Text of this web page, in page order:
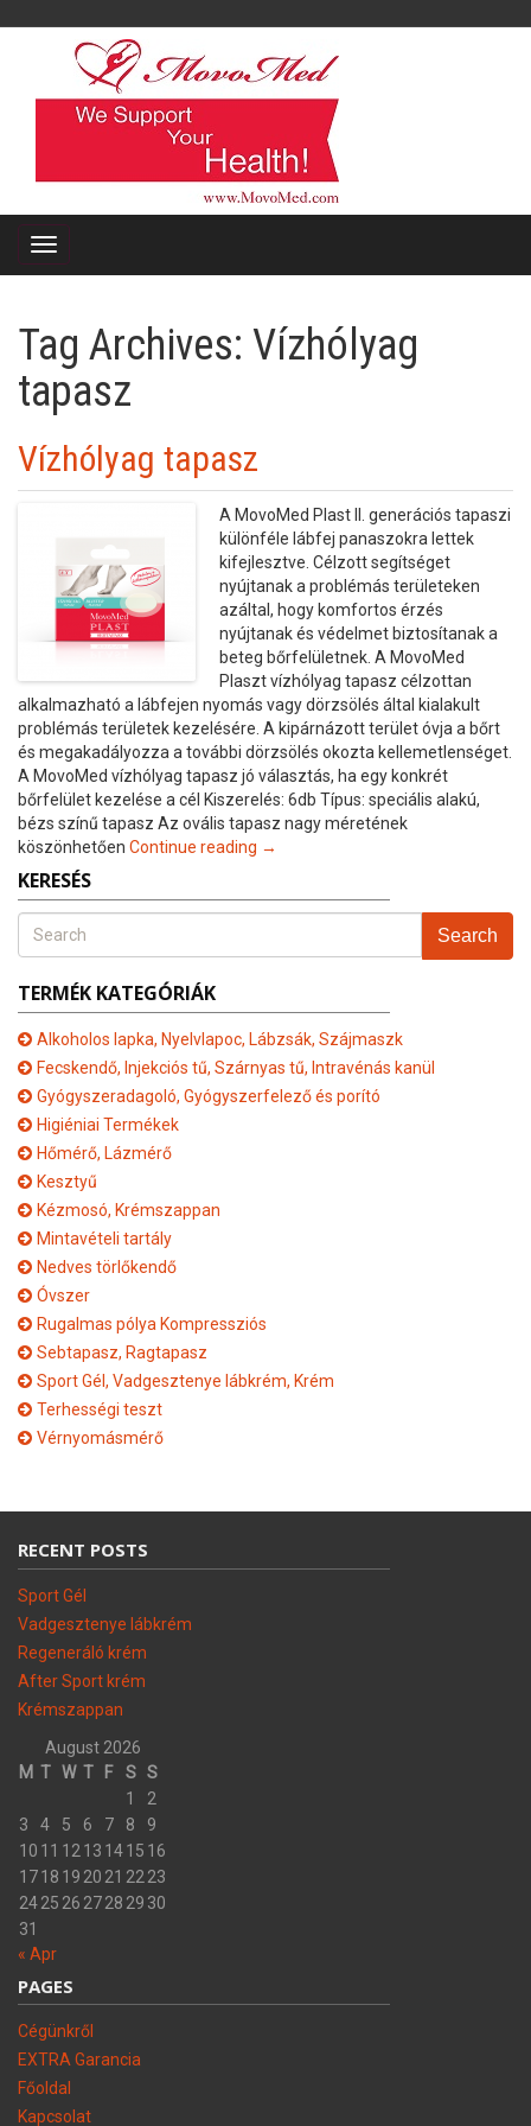
Tag Archives: Vízhólyag
tapasz
Vízhólyag tapasz
A MovoMed Plast II. generációs tapaszi
különféle lábfej panaszokra lettek
kifejlesztve. Célzott segítséget
nyújtanak a problémás területeken
azáltal, hogy komfortos érzés
nyújtanak és védelmet biztosítanak a
beteg bőrfelületnek. A MovoMed
Plaszt vízhólyag tapasz célzottan
alkalmazható a lábfejen nyomás vagy dörzsölés által kialakult
problémás területek kezelésére. A kipárnázott terület óvja a bőrt
és megakadályozza a további dörzsölés okozta kellemetlenséget.
A MovoMed vízhólyag tapasz jó választás, ha egy konkrét
bőrfelület kezelése a cél Kiszerelés: 6db Típus: speciális alakú,
bézs színű tapasz Az ovális tapasz nagy méretének
köszönhetően Continue reading →
KERESÉS
Search
TERMÉK KATEGÓRIÁK
Alkoholos lapka, Nyelvlapoc, Lábzsák, Szájmaszk
Fecskendő, Injekciós tű, Szárnyas tű, Intravénás kanül
Gyógyszeradagoló, Gyógyszerfelező és porító
Higiéniai Termékek
Hőmérő, Lázmérő
Kesztyű
Kézmosó, Krémszappan
Mintavételi tartály
Nedves törlőkendő
Óvszer
Rugalmas pólya Kompressziós
Sebtapasz, Ragtapasz
Sport Gél, Vadgesztenye lábkrém, Krém
Terhességi teszt
Vérnyomásmérő
RECENT POSTS
Sport Gél
Vadgesztenye lábkrém
Regeneráló krém
After Sport krém
Krémszappan
August 2026
M T W T F S S
1
2
3
4 5 6 7 8
9
10 11 12 13 1415 16
1718 19 20 21 22 23
2425 26 2728 29 30
31
« Apr
PAGES
Cégünkről
EXTRA Garancia
Főoldal
Kapcsolat